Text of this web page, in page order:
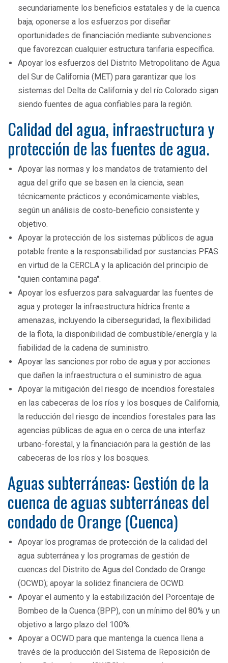
secundariamente los beneficios estatales y de la cuenca
baja; oponerse a los esfuerzos por diseñar
oportunidades de financiación mediante subvenciones
que favorezcan cualquier estructura tarifaria específica.
Apoyar los esfuerzos del Distrito Metropolitano de Agua
del Sur de California (MET) para garantizar que los
sistemas del Delta de California y del río Colorado sigan
siendo fuentes de agua confiables para la región.
Calidad del agua, infraestructura y
protección de las fuentes de agua.
Apoyar las normas y los mandatos de tratamiento del
agua del grifo que se basen en la ciencia, sean
técnicamente prácticos y económicamente viables,
según un análisis de costo-beneficio consistente y
objetivo.
Apoyar la protección de los sistemas públicos de agua
potable frente a la responsabilidad por sustancias PFAS
en virtud de la CERCLA y la aplicación del principio de
"quien contamina paga".
Apoyar los esfuerzos para salvaguardar las fuentes de
agua y proteger la infraestructura hídrica frente a
amenazas, incluyendo la ciberseguridad, la flexibilidad
de la flota, la disponibilidad de combustible/energía y la
fiabilidad de la cadena de suministro.
Apoyar las sanciones por robo de agua y por acciones
que dañen la infraestructura o el suministro de agua.
Apoyar la mitigación del riesgo de incendios forestales
en las cabeceras de los ríos y los bosques de California,
la reducción del riesgo de incendios forestales para las
agencias públicas de agua en o cerca de una interfaz
urbano-forestal, y la financiación para la gestión de las
cabeceras de los ríos y los bosques.
Aguas subterráneas: Gestión de la
cuenca de aguas subterráneas del
condado de Orange (Cuenca)
Apoyar los programas de protección de la calidad del
agua subterránea y los programas de gestión de
cuencas del Distrito de Agua del Condado de Orange
(OCWD); apoyar la solidez financiera de OCWD.
Apoyar el aumento y la estabilización del Porcentaje de
Bombeo de la Cuenca (BPP), con un mínimo del 80% y un
objetivo a largo plazo del 100%.
Apoyar a OCWD para que mantenga la cuenca llena a
través de la producción del Sistema de Reposición de